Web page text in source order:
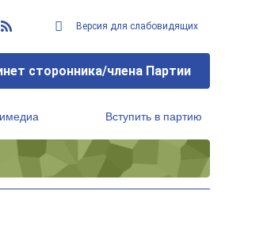
Версия для слабовидящих
сторонника/члена Партии
Вступить в партию